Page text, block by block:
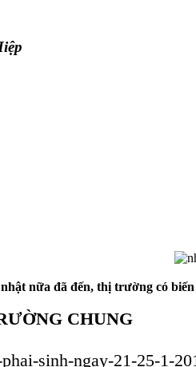
nữa đã đến, thị trường có
CHUNG